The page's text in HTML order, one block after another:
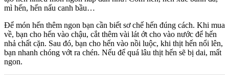
mì hến, hến nấu canh bầu…
Để món hến thêm ngon bạn cần biết sơ chế hến đúng cách. Khi mua
về, bạn cho hến vào chậu, cắt thêm vài lát ớt cho vào nước để hến
nhả chất cặn. Sau đó, bạn cho hến vào nồi luộc, khi thịt hến nổi lên,
bạn nhanh chóng vớt ra chén. Nếu để quá lâu thịt hến sẽ bị dai, mất
ngon.